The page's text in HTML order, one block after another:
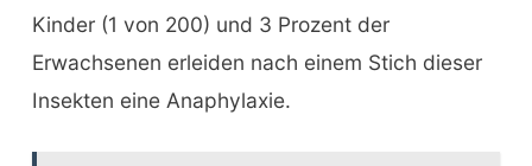
Kinder (1 von 200) und 3 Prozent der
Erwachsenen erleiden nach einem Stich dieser
Insekten eine Anaphylaxie.